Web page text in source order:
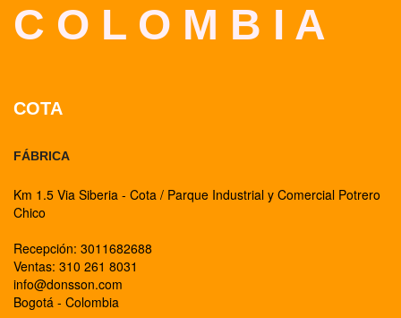
C O L O M B I A
COTA
FÁBRICA
Km 1.5 Via Siberia - Cota / Parque Industrial y Comercial Potrero
Chico
Recepción: 3011682688
Ventas: 310 261 8031
info@donsson.com
Bogotá - Colombia